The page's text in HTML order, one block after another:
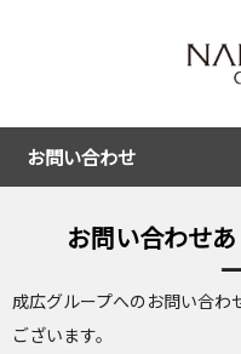
お問い合わせ
お問い合わせあ
成広グループへのお問い合わ
ございます。